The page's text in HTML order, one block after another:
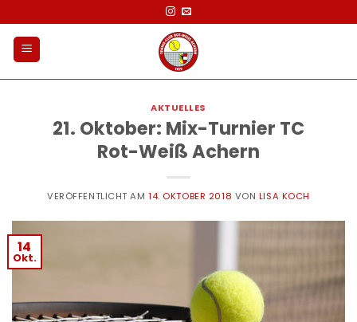
Inhalt
springen
AKTUELLES
21. Oktober: Mix-Turnier TC
Rot-Weiß Achern
VERÖFFENTLICHT AM14. OKTOBER 2018 VON LISA KOCH
14
Okt.